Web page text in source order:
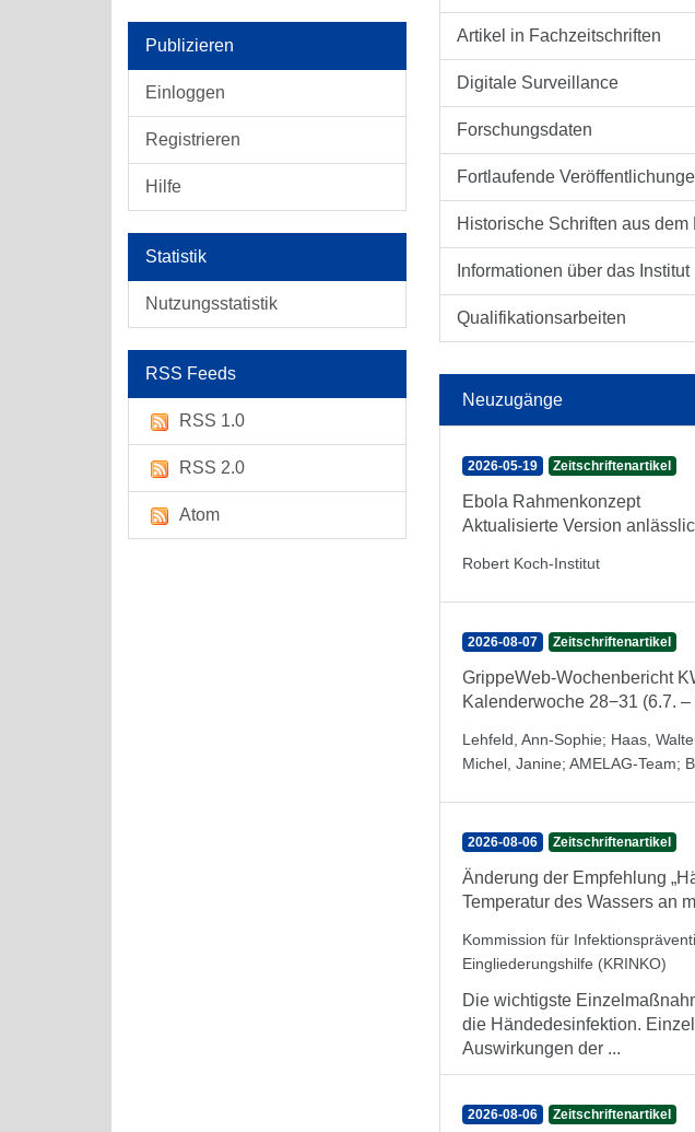
Publizieren
Einloggen
Registrieren
Hilfe
Statistik
Nutzungsstatistik
RSS Feeds
RSS 1.0
RSS 2.0
Atom
Artikel in Fachzeitschriften
Digitale Surveillance
Forschungsdaten
Fortlaufende
Historische Schriften aus dem
Informationen über das Institut
Qualifikationsarbeiten
Neuzugänge
2026-05-19 Zeitschriftenartikel
Ebola Rahmenkonzept
Aktualisierte Version
Robert Koch-Institut
2026-08-07 Zeitschriftenartikel
GrippeWeb-Wochenbericht
Kalenderwoche 28−31 (6.7.
Lehfeld, Ann-Sophie; Haas,
Michel, Janine; AMELAG-Team;
2026-08-06 Zeitschriftenartikel
Änderung der Empfehlung
Temperatur des Wassers an
Kommission für
Eingliederungshilfe (KRINKO)
Die wichtigste
die Händedesinfektion.
Auswirkungen der ...
2026-08-06 Zeitschriftenartikel